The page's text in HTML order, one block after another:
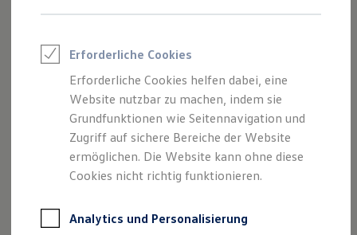
ONE Business ID Vorteile
Fahrzeuge online kaufen
Digitaler Marktplatz
Kauf & Finanzierung
Online-Fahrzeugbewertung
Aktionen & Angebote
E-Auto-Förderung
Für Privatkunden
Für Gewerbekunden
Profi Paket
ProfiPartner für Gebrauchtwagen
Erforderliche Cookies
Erforderliche Cookies helfen dabei, eine
Website nutzbar zu machen, indem sie
Grundfunktionen wie Seitennavigation und
Zugriff auf sichere Bereiche der Website
ermöglichen. Die Website kann ohne diese
Cookies nicht richtig funktionieren.
Analytics und Personalisierung